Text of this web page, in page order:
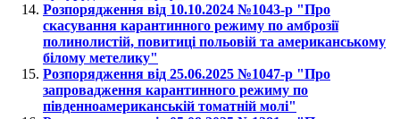
Розпорядження від 10.10.2024 №1043-р "Про
скасування карантинного режиму по амброзії
полинолистій, повитиці польовій та американському
білому метелику"
Розпорядження від 25.06.2025 №1047-р "Про
запровадження карантинного режиму по
південноамериканській томатній молі"